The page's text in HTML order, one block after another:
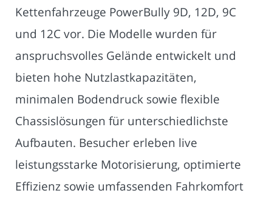
Kettenfahrzeuge PowerBully 9D, 12D, 9C
und 12C vor. Die Modelle wurden für
anspruchsvolles Gelände entwickelt und
bieten hohe Nutzlastkapazitäten,
minimalen Bodendruck sowie flexible
Chassislösungen für unterschiedlichste
Aufbauten. Besucher erleben live
leistungsstarke Motorisierung, optimierte
Effizienz sowie umfassenden Fahrkomfort